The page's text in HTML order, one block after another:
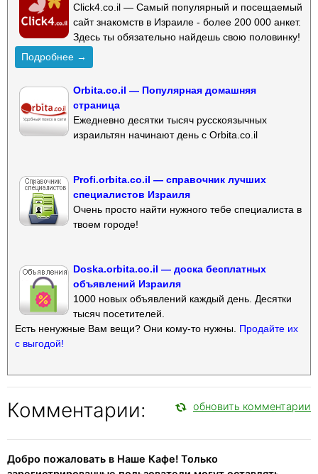
Click4.co.il — Самый популярный и посещаемый
сайт знакомств в Израиле - более 200 000 анкет.
Здесь ты обязательно найдешь свою половинку!
Подробнее →
Orbita.co.il — Популярная домашняя
страница
Ежедневно десятки тысяч русскоязычных
израильтян начинают день с Orbita.co.il
Profi.orbita.co.il — справочник лучших
специалистов Израиля
Очень просто найти нужного тебе специалиста в
твоем городе!
Doska.orbita.co.il — доска бесплатных
объявлений Израиля
1000 новых объявлений каждый день. Десятки
тысяч посетителей.
Есть ненужные Вам вещи? Они кому-то нужны. Продайте их
с выгодой!
Комментарии: обновить комментарии
Добро пожаловать в Наше Кафе! Только